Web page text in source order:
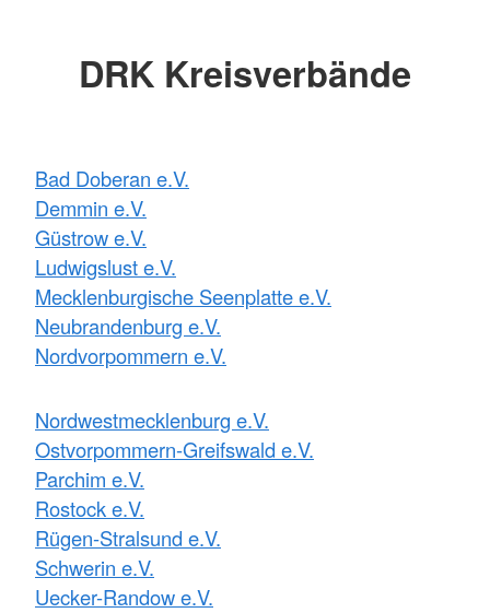
DRK Kreisverbände
Bad Doberan e.V.
Demmin e.V.
Güstrow e.V.
Ludwigslust e.V.
Mecklenburgische Seenplatte e.V.
Neubrandenburg e.V.
Nordvorpommern e.V.
Nordwestmecklenburg e.V.
Ostvorpommern-Greifswald e.V.
Parchim e.V.
Rostock e.V.
Rügen-Stralsund e.V.
Schwerin e.V.
Uecker-Randow e.V.